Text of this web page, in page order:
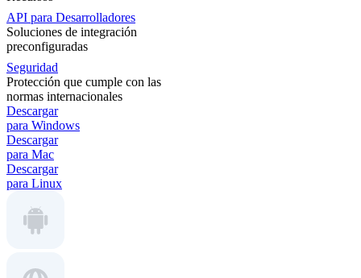
API para Desarrolladores
Soluciones de integración
preconfiguradas
Seguridad
Protección que cumple con las
normas internacionales
Descargar
para Windows
Descargar
para Mac
Descargar
para Linux